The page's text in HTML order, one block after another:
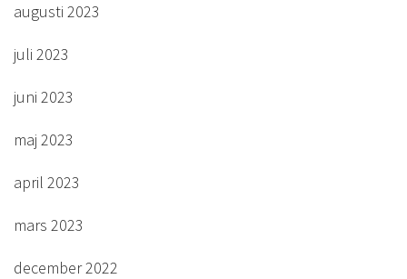
augusti 2023
juli 2023
juni 2023
maj 2023
april 2023
mars 2023
december 2022